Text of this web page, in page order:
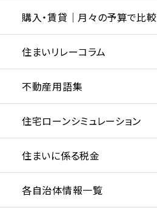
購入・賃貸｜月々の予算で比較
住まいリレーコラム
不動産用語集
住宅ローンシミュレーション
住まいに係る税金
各自治体情報一覧